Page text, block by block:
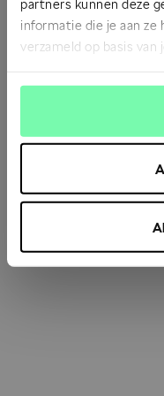
partners kunnen deze
informatie die je aan
verzameld op basis van